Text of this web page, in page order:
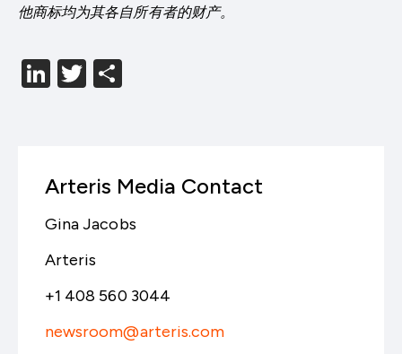
他商标均为其各自所有者的财产。
LinkedIn
Twitter
Arteris Media Contact
Gina Jacobs
Arteris
+1 408 560 3044
newsroom@arteris.com